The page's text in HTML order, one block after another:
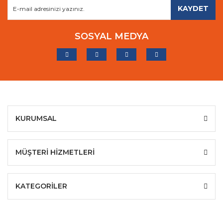
KAYDET
SOSYAL MEDYA
KURUMSAL
MÜŞTERİ HİZMETLERİ
KATEGORİLER